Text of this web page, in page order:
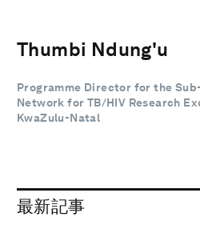
Thumbi Ndung'u
Programme Director for the
Network for TB/HIV Research
KwaZulu-Natal
最新記事